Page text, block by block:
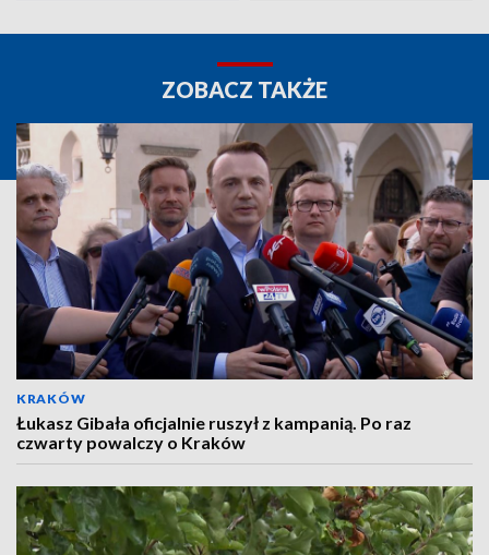
ZOBACZ TAKŻE
KRAKÓW
Łukasz Gibała oficjalnie ruszył z kampanią. Po raz
czwarty powalczy o Kraków